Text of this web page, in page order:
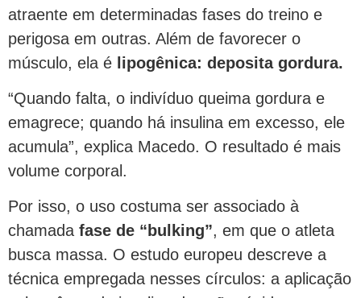
atraente em determinadas fases do treino e
perigosa em outras. Além de favorecer o
músculo, ela é lipogênica: deposita gordura.
“Quando falta, o indivíduo queima gordura e
emagrece; quando há insulina em excesso, ele
acumula”, explica Macedo. O resultado é mais
volume corporal.
Por isso, o uso costuma ser associado à
chamada fase de “bulking”, em que o atleta
busca massa. O estudo europeu descreve a
técnica empregada nesses círculos: a aplicação